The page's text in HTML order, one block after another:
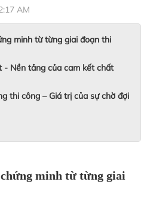
AM
minh từ từng giai đoạn thi
- Nền tảng của cam kết chất
thi công – Giá trị của sự chờ đợi
minh từ từng giai